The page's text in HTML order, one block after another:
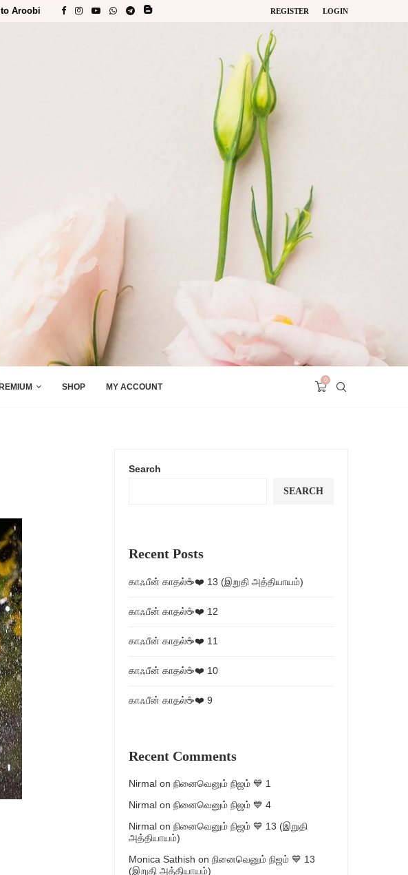
Aroobi REGISTER LOGIN
SHOP MY ACCOUNT
0
Search
SEARCH
Recent Posts
காஃபீன் காதல்☕❤️ 13 (இறுதி அத்தியாயம்)
காஃபீன் காதல்☕❤️ 12
காஃபீன் காதல்☕❤️ 11
காஃபீன் காதல்☕❤️ 10
காஃபீன் காதல்☕❤️ 9
Recent Comments
Nirmal on நினைவெனும் நிஜம் 💙 1
Nirmal on நினைவெனும் நிஜம் 💙 4
Nirmal on நினைவெனும் நிஜம் 💙 13 (இறுதி
அத்தியாயம்)
Monica Sathish on நினைவெனும் நிஜம் 💙 13
(இறுதி அத்தியாயம்)